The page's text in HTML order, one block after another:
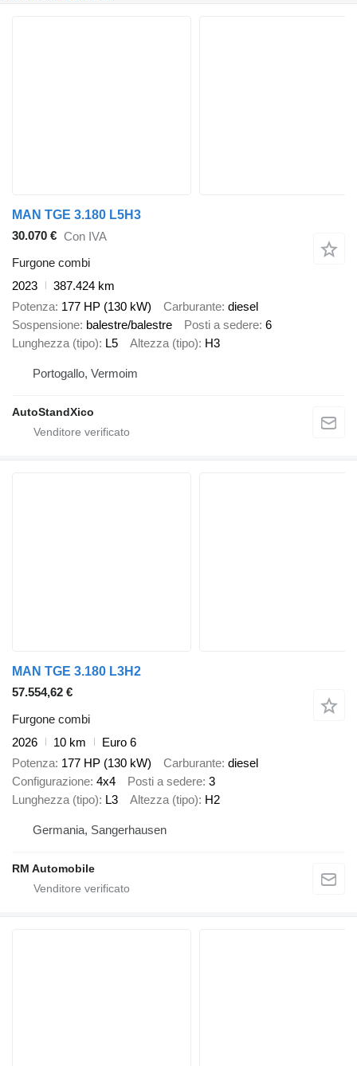
MAN TGE 3.180 L5H3
30.070 € Con IVA
Furgone combi
2023
387.424 km
Potenza 177 HP (130 kW) Carburante diesel
Sospensione balestre/balestre Posti a sedere 6
Lunghezza (tipo) L5 Altezza (tipo) H3
Portogallo, Vermoim
AutoStandXico
MAN TGE 3.180 L3H2
57.554,62 €
Furgone combi
2026
10 km
Euro 6
Potenza 177 HP (130 kW) Carburante diesel
Configurazione 4x4 Posti a sedere 3
Lunghezza (tipo) L3 Altezza (tipo) H2
Germania, Sangerhausen
RM Automobile